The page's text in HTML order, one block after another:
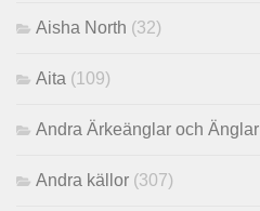
Aisha North (32)
Aita (109)
Andra Ärkeänglar och Änglar
Andra källor (307)